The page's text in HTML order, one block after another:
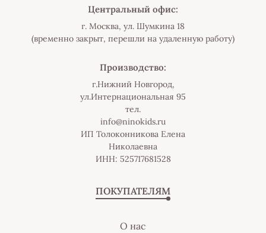
Центральный офис:
г. Москва, ул. Шумкина 18
(временно закрыт, перешли на удаленную работу)
Производство:
г.Нижний Новгород,
ул.Интернациональная 95
тел.
info@ninokids.ru
ИП Толоконникова Елена
Николаевна
ИНН: 525717681528
ПОКУПАТЕЛЯМ
О нас